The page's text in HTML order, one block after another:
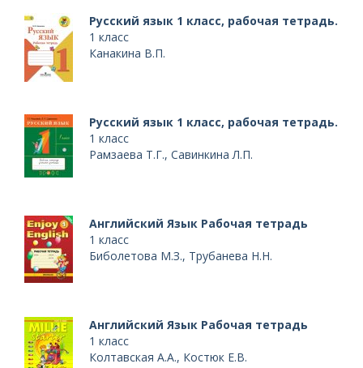
Русский язык 1 класс, рабочая тетрадь.
1 класс
Канакина В.П.
Русский язык 1 класс, рабочая тетрадь.
1 класс
Рамзаева Т.Г., Савинкина Л.П.
Английский Язык Рабочая тетрадь
1 класс
Биболетова М.З., Трубанева Н.Н.
Английский Язык Рабочая тетрадь
1 класс
Колтавская А.А., Костюк Е.В.